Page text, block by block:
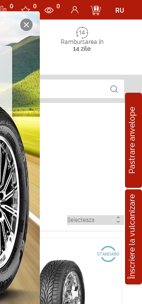
0 0 0
RU
Rambursarea în
14 zile
Pastrare anvelope
Înscriere la vulcanizare